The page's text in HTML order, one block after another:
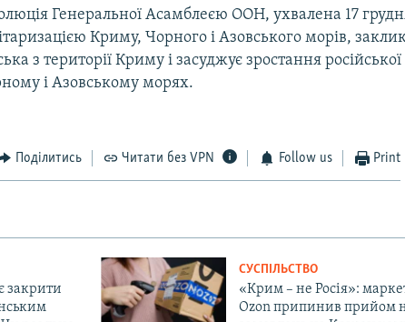
Генеральної Асамблеєю ООН, ухвалена 17
Криму, Чорного і Азовського морів,
з території Криму і засуджує зростання російської
і Азовському морях.
Поділитись Читати без VPN Follow us Print
закрити
СУСПІЛЬСТВО
«Крим – не Росія»:
Ozon припинив прийом